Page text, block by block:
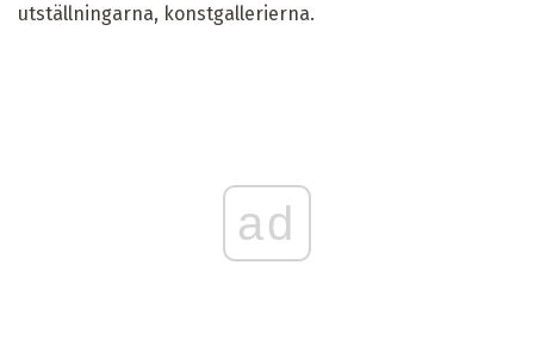
utställningarna, konstgallerierna.
ad